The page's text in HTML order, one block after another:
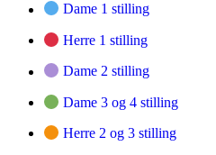
Dame 1 stilling
Herre 1 stilling
Dame 2 stilling
Dame 3 og 4 stilling
Herre 2 og 3 stilling